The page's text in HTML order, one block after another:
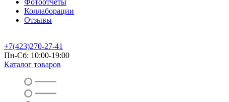
Фотоотчёты
Коллаборации
Отзывы
+7(423)270-27-41
Пн-Сб: 10:00-19:00
Каталог товаров